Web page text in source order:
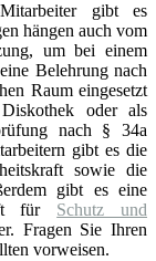
gibt es
hängen auch vom
um bei einem
Belehrung nach
Raum eingesetzt
oder als
nach § 34a
gibt es die
sowie die
gibt es eine
für Schutz und
Fragen Sie Ihren
vorweisen.